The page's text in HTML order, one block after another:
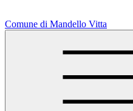
Comune di Mandello Vitta